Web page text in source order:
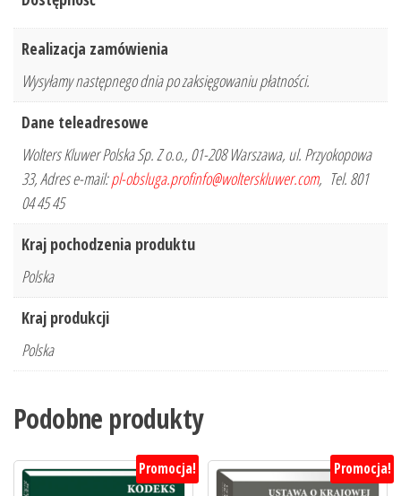
Realizacja zamówienia
Wysyłamy następnego dnia po zaksięgowaniu płatności.
Dane teleadresowe
Wolters Kluwer Polska Sp. Z o.o., 01-208 Warszawa, ul. Przyokopowa
33, Adres e-mail:pl-obsluga.profinfo@wolterskluwer.com, Tel. 801
04 45 45
Kraj pochodzenia produktu
Polska
Kraj produkcji
Polska
Podobne produkty
Promocja! Promocja!